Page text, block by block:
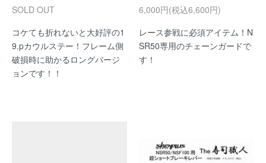
SOLD OUT
コケても折れないと大好評の1
9.pカウルステー！フレーム側
破損時に助かるロングバージ
ョンです！！
6,000円(税込6,600円)
レース参戦に必須アイテム！N
SR50専用のチェーンガードで
す！